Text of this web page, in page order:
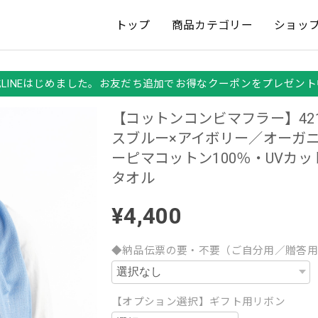
トップ 商品カテゴリー ショッ
はじめました。お友だち追加でお得なクーポンをプレゼン
【コットンコンビマフラー】
スブルー×アイボリー／オーガ
ーピマコットン100％・UVカッ
タオル
¥4,400
◆納品伝票の要・不要（ご自分用／贈答
【オプション選択】ギフト用リボン